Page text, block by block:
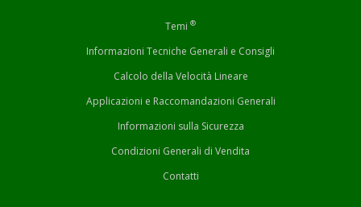
Temi ®
Informazioni Tecniche Generali e Consigli
Calcolo della Velocità Lineare
Applicazioni e Raccomandazioni Generali
Informazioni sulla Sicurezza
Condizioni Generali di Vendita
Contatti